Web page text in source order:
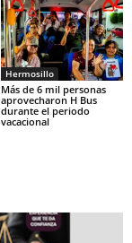
Hermosillo
Más de 6 mil personas
aprovecharon H Bus
durante el periodo
vacacional